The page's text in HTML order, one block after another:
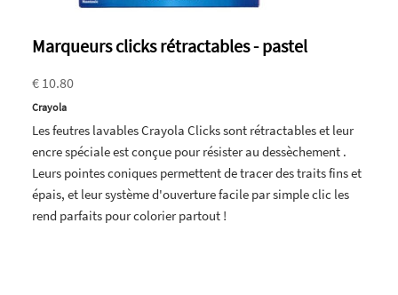
Marqueurs clicks rétractables - pastel
€ 10.80
Crayola
Les feutres lavables Crayola Clicks sont rétractables et leur
encre spéciale est conçue pour résister au dessèchement .
Leurs pointes coniques permettent de tracer des traits fins et
épais, et leur système d'ouverture facile par simple clic les
rend parfaits pour colorier partout !